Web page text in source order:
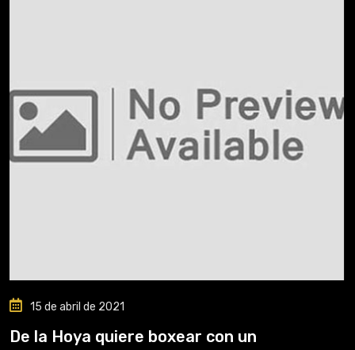
15 de abril de 2021
De la Hoya quiere boxear con un